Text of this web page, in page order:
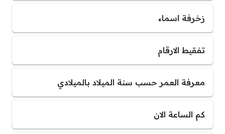
زخرفة اسماء
تفقيط الارقام
معرفة العمر حسب سنة الميلاد بالميلادي
كم الساعة الان